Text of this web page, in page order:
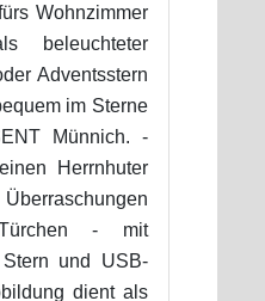
Wohnzimmer
beleuchteter
Adventsstern
im Sterne
Münnich. -
Herrnhuter
- mit
und USB-
dient als